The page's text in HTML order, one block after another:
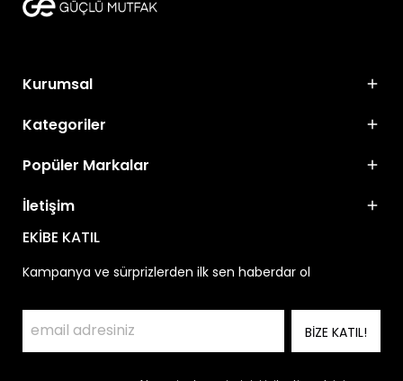
Kurumsal
Kategoriler
Popüler Markalar
İletişim
EKİBE KATIL
Kampanya ve sürprizlerden ilk sen haberdar ol
BİZE KATIL!